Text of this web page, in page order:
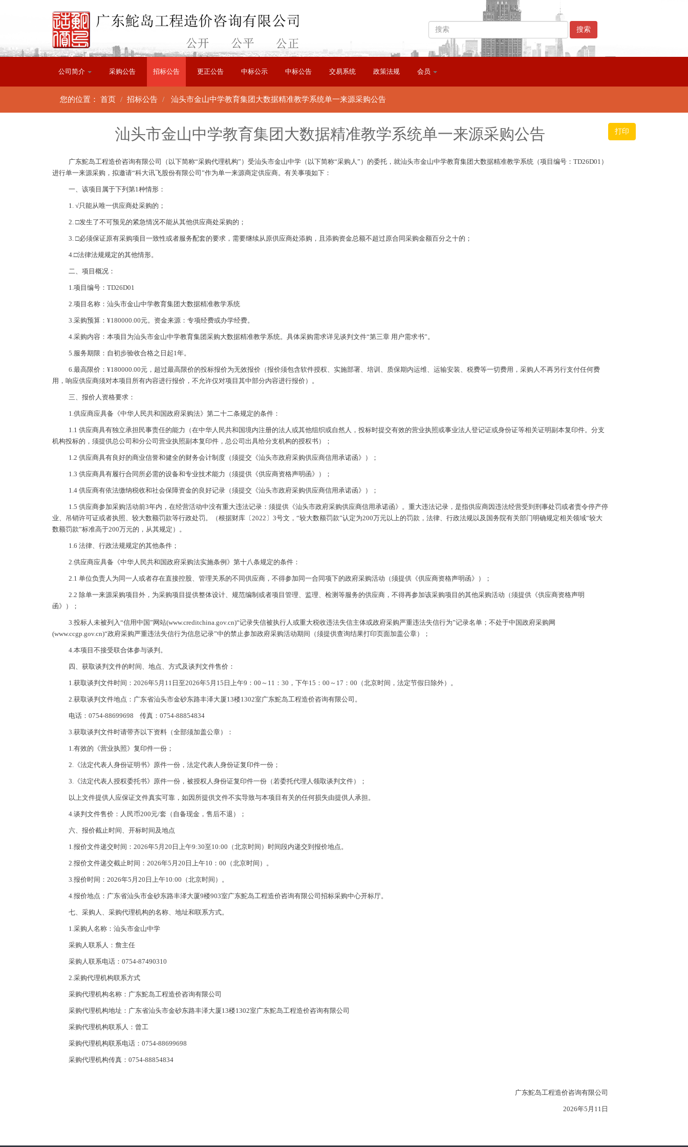
公司简介 采购公告 招标公告 更正公告 中标公示 中标公告 交易系统 政策法规 会员
您的位置： 首页 招标公告 汕头市金山中学教育集团大数据精准教学系统单一来源采购公告
打印
汕头市金山中学教育集团大数据精准教学系统单一来源采购公告
广东鮀岛工程造价咨询有限公司（以下简称“采购代理机构”）受汕头市金山中学 （以下简称“采购人”）的委托，就汕头市金山中学教育集团大数据精准教学系统（项目编号： TD26D01）
进行单一来源采购，拟邀请“科大讯飞股份有限公司”作为单一来源商定供应商。有关事项如下：
一、该项目属于下列第1种情形：
1. √只能从唯一供应商处采购的；
2. □发生了不可预见的紧急情况不能从其他供应商处采购的；
3. □必须保证原有采购项目一致性或者服务配套的要求，需要继续从原供应商处添购，且添购资金总额不超过原合同采购金额百分之十的；
4.□法律法规规定的其他情形。
二、项目概况：
1.项目编号：TD26D01
2.项目名称：汕头市金山中学教育集团大数据精准教学系统
3.采购预算：¥180000.00元。资金来源：专项经费或办学经费。
4.采购内容：本项目为汕头市金山中学教育集团采购大数据精准教学系统。具体采购需求详见谈判文件“第三章 用户需求书”。
5.服务期限： 自初步验收合格之日起1年。
6.最高限价：¥180000.00元，超过最高限价的投标报价为无效报价（报价须包含软件授权、实施部署、培训、质保期内运维、运输安装、税费等一切费用，采购人不再另行支付任何费
用，响应供应商须对本项目所有内容进行报价，不允许仅对项目其中部分内容进行报价）。
三、报价人资格要求：
1.供应商应具备《中华人民共和国政府采购法》第二十二条规定的条件：
1.1 供应商具有独立承担民事责任的能力（在中华人民共和国境内注册的法人或其他组织或自然人，投标时提交有效的营业执照或事业法人登记证或身份证等相关证明副本复印件。分支
机构投标的，须提供总公司和分公司营业执照副本复印件，总公司出具给分支机构的授权书）；
1.2 供应商具有良好的商业信誉和健全的财务会计制度（须提交《汕头市政府采购供应商信用承诺函》）；
1.3 供应商具有履行合同所必需的设备和专业技术能力（须提供《供应商资格声明函》）；
1.4 供应商有依法缴纳税收和社会保障资金的良好记录（须提交《汕头市政府采购供应商信用承诺函》）；
1.5 供应商参加采购活动前3年内，在经营活动中没有重大违法记录：须提供《汕头市政府采购供应商信用承诺函》。重大违法记录，是指供应商因违法经营受到刑事处罚或者责令停产停
业、吊销许可证或者执照、较大数额罚款等行政处罚。（根据财库〔2022〕3号文，“较大数额罚款”认定为200万元以上的罚款，法律、行政法规以及国务院有关部门明确规定相关领域“较大
数额罚款”标准高于200万元的，从其规定）。
1.6 法律、行政法规规定的其他条件；
2.供应商应具备《中华人民共和国政府采购法实施条例》第十八条规定的条件：
2.1 单位负责人为同一人或者存在直接控股、管理关系的不同供应商，不得参加同一合同项下的政府采购活动（须提供《供应商资格声明函》）；
2.2 除单一来源采购项目外，为采购项目提供整体设计、规范编制或者项目管理、监理、检测等服务的供应商，不得再参加该采购项目的其他采购活动（须提供《供应商资格声明
函》）；
3.投标人未被列入“信用中国”网站(www.creditchina.gov.cn)“记录失信被执行人或重大税收违法失信主体或政府采购严重违法失信行为”记录名单；不处于中国政府采购网
(www.ccgp.gov.cn)“政府采购严重违法失信行为信息记录”中的禁止参加政府采购活动期间（须提供查询结果打印页面加盖公章）；
4.本项目不接受联合体参与谈判。
四、获取谈判文件的时间、地点、方式及谈判文件售价：
1.获取谈判文件时间：2026年5月11日至2026年5月15 日上午9：00～11：30，下午15：00～17：00（北京时间，法定节假日除外）。
2.获取谈判文件地点：广东省汕头市金砂东路丰泽大厦13楼1302室广东鮀岛工程造价咨询有限公司。
电话： 0754-88699698 传真：0754-88854834
3.获取谈判文件时请带齐以下资料（全部须加盖公章）：
1.有效的《营业执照》复印件一份；
2.《法定代表人身份证明书》原件一份，法定代表人身份证复印件一份；
3.《法定代表人授权委托书》原件一份，被授权人身份证复印件一份（若委托代理人领取谈判文件）；
以上文件提供人应保证文件真实可靠，如因所提供文件不实导致与本项目有关的任何损失由提供人承担。
4.谈判文件售价：人民币200元/套（自备现金，售后不退）；
六、报价截止时间、开标时间及地点
1.报价文件递交时间：2026年5月20 日上午9:30至10:00（北京时间）时间段内递交到报价地点。
2.报价文件递交截止时间：2026年5月20 日上午10：00（北京时间）。
3.报价时间：2026年5月20 日上午10:00（北京时间）。
4.报价地点：广东省汕头市金砂东路丰泽大厦9楼903室广东鮀岛工程造价咨询有限公司招标采购中心开标厅。
七、采购人、采购代理机构的名称、地址和联系方式。
1.采购人名称：汕头市金山中学
采购人联系人：詹主任
采购人联系电话：0754-87490310
2.采购代理机构联系方式
采购代理机构名称：广东鮀岛工程造价咨询有限公司
采购代理机构地址：广东省汕头市金砂东路丰泽大厦13楼1302室广东鮀岛工程造价咨询有限公司
采购代理机构联系人：曾工
采购代理机构联系电话： 0754-88699698
采购代理机构传真： 0754-88854834
广东鮀岛工程造价咨询有限公司
2026年5月11日